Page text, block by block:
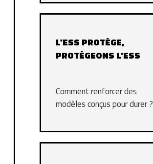
L'ESS PROTÈGE,
PROTÉGEONS L'ESS
Comment renforcer des
modèles conçus pour durer ?